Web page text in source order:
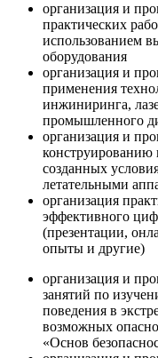
организация и
практических
использованием
оборудования
организация и
применения
инжиниринга,
промышленного
организация и
конструированию
созданных
летательными
организация
эффективного
(презентации,
опыты и другие)
организация и
занятий по
поведения в
возможных
«Основ